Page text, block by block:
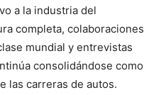
a la industria del
completa, colaboraciones
mundial y entrevistas
consolidándose como
las carreras de autos.